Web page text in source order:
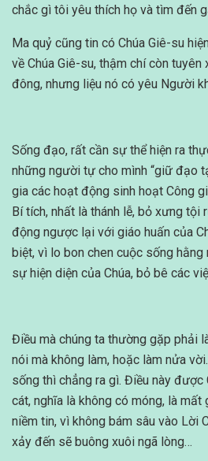
chắc gì tôi yêu thích họ và tìm đến
Ma quỷ cũng tin có Chúa Giê-su
về Chúa Giê-su, thậm chí còn
đông, nhưng liệu nó có yêu Người
Sống đạo, rất cần sự thể hiện ra
những người tự cho mình “giữ đạo
gia các hoạt động sinh hoạt Công
Bí tích, nhất là thánh lễ, bỏ xưng tội
động ngược lại với giáo huấn của
biệt, vì lo bon chen cuộc sống hằng
sự hiện diện của Chúa, bỏ bê các
Điều mà chúng ta thường gặp phải
nói mà không làm, hoặc làm nửa
sống thì chẳng ra gì. Điều này được
cát, nghĩa là không có móng, là mất
niềm tin, vì không bám sâu vào Lời
xảy đến sẽ buông xuôi ngã lòng…